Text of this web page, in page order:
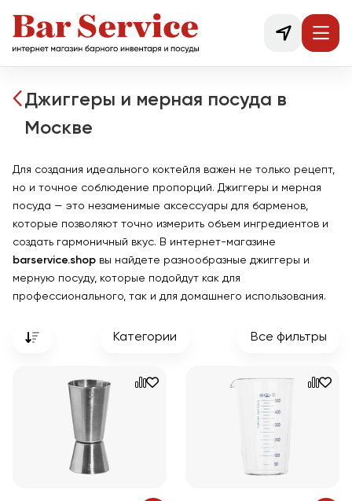
Джиггеры и мерная посуда в
Москве
Для создания идеального коктейля важен не только рецепт,
но и точное соблюдение пропорций. Джиггеры и мерная
посуда — это незаменимые аксессуары для барменов,
которые позволяют точно измерить объем ингредиентов и
создать гармоничный вкус. В интернет-магазине
barservice.shop вы найдете разнообразные джиггеры и
мерную посуду, которые подойдут как для
профессионального, так и для домашнего использования.
Категории Все фильтры